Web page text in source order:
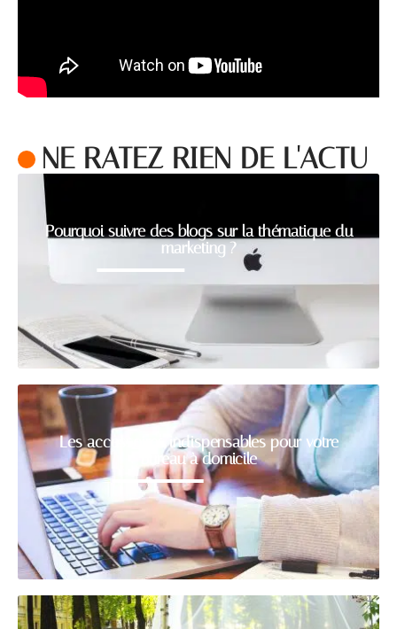
NE RATEZ RIEN DE L'ACTU
Pourquoi suivre des blogs sur la thématique du
marketing ?
Les accessoires indispensables pour votre
bureau à domicile